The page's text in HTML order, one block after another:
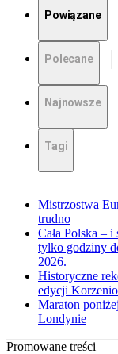
Powiązane
Polecane
Najnowsze
Tagi
Mistrzostwa
trudno
Cała Polska –
tylko godziny
2026.
Historyczne
edycji
Maraton
Londynie
Promowane treści